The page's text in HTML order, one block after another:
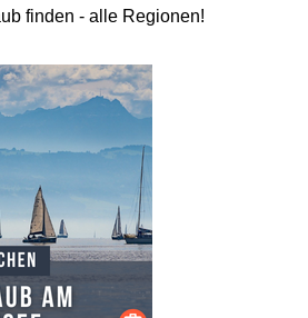
finden - alle Regionen!